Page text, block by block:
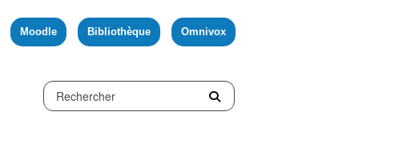
Moodle Bibliothèque Omnivox